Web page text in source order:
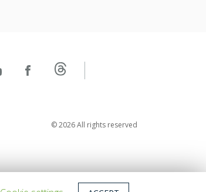
© 2026 All rights reserved